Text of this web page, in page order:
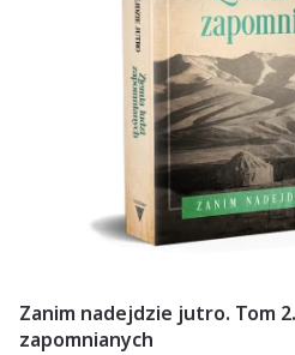
Zanim nadejdzie jutro. Tom
zapomnianych